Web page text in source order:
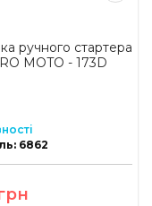
ручного стартера
MOTO - 173D
6862